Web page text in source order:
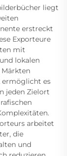
liegt
erstreckt
Exporteure
mit
lokalen
ermöglicht es
jeden Zielort
arbeitet
die
und